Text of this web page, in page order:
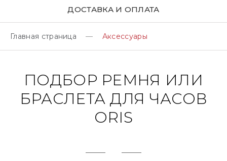
ДОСТАВКА И ОПЛАТА
Главная страница Аксессуары
ПОДБОР РЕМНЯ ИЛИ
БРАСЛЕТА ДЛЯ ЧАСОВ
ORIS